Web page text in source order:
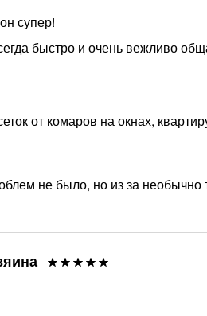
супер!
быстро и очень вежливо
от комаров на окнах,
не было, но из за